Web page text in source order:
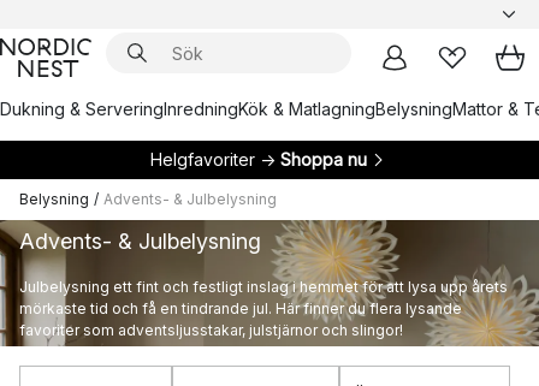
Dukning & ServeringInredningKök & MatlagningBelysningMattor &
Helgfavoriter → Shoppa nu
Belysning / Advents- & Julbelysning
Advents- & Julbelysning
Julbelysning ett fint och festligt inslag i hemmet för att lysa upp årets
mörkaste tid och få en tindrande jul. Här finner du flera lysande
favoriter som adventsljusstakar, julstjärnor och slingor!